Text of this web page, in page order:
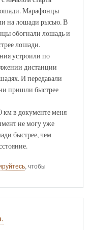
Марафонцы
на лошади рысью. В
обогнали лошадь и
лошади.
устроили по
дистанции
И передавали
пришли быстрее
км в документе меня
не могу уже
быстрее, чем
, чтобы